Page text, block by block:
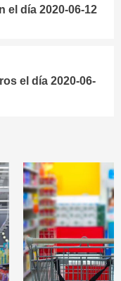
el día 2020-06-12
el día 2020-06-
el día
06-12
el día
estado de México